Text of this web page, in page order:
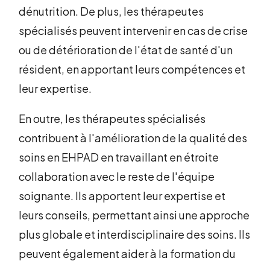
dénutrition. De plus, les thérapeutes
spécialisés peuvent intervenir en cas de crise
ou de détérioration de l'état de santé d'un
résident, en apportant leurs compétences et
leur expertise.
En outre, les thérapeutes spécialisés
contribuent à l'amélioration de la qualité des
soins en EHPAD en travaillant en étroite
collaboration avec le reste de l'équipe
soignante. Ils apportent leur expertise et
leurs conseils, permettant ainsi une approche
plus globale et interdisciplinaire des soins. Ils
peuvent également aider à la formation du